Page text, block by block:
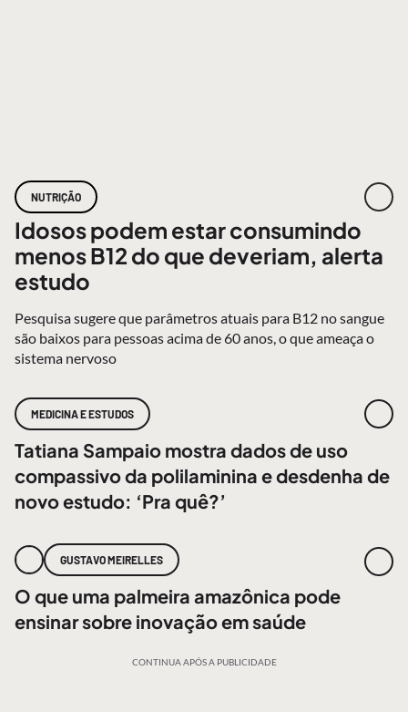
NUTRIÇÃO
Idosos podem estar consumindo
menos B12 do que deveriam, alerta
estudo
Pesquisa sugere que parâmetros atuais para B12 no sangue
são baixos para pessoas acima de 60 anos, o que ameaça o
sistema nervoso
MEDICINA E ESTUDOS
Tatiana Sampaio mostra dados de uso
compassivo da polilaminina e desdenha de
novo estudo: ‘Pra quê?’
GUSTAVO MEIRELLES
O que uma palmeira amazônica pode
ensinar sobre inovação em saúde
CONTINUA APÓS A PUBLICIDADE